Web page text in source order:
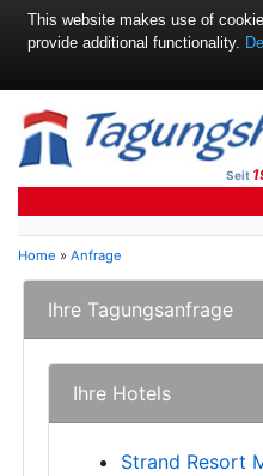
Seit
Home » Anfrage
Ihre Tagungsanfrage
Ihre Hotels
Strand Resort
This website makes use of
provide additional functionality.